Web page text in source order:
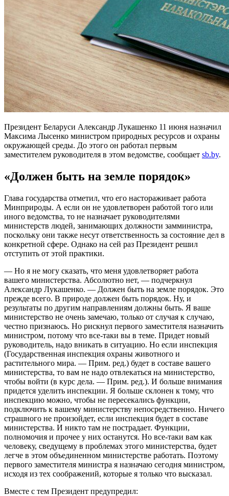
Президент Беларуси Александр Лукашенко 11 июня назначил
Максима Лысенко министром природных ресурсов и охраны
окружающей среды. До этого он работал первым
заместителем руководителя в этом ведомстве, сообщает sb.by.
«Должен быть на земле порядок»
Глава государства отметил, что его настораживает работа
Минприроды. А если он не удовлетворен работой того или
иного ведомства, то не назначает руководителями
министерств людей, занимающих должности замминистра,
поскольку они также несут ответственность за состояние дел в
конкретной сфере. Однако на сей раз Президент решил
отступить от этой практики.
— Но я не могу сказать, что меня удовлетворяет работа
вашего министерства. Абсолютно нет, — подчеркнул
Александр Лукашенко. — Должен быть на земле порядок. Это
прежде всего. В природе должен быть порядок. Ну, и
результаты по другим направлениям должны быть. Я ваше
министерство не очень замечаю, только от случая к случаю,
честно признаюсь. Но рискнул первого заместителя назначить
министром, потому что все-таки вы в теме. Придет новый
руководитель, надо вникать в ситуацию. Но если инспекция
(Государственная инспекция охраны животного и
растительного мира. — Прим. ред.) будет в составе вашего
министерства, то вам не надо отвлекаться на министерство,
чтобы войти (в курс дела. — Прим. ред.). И больше внимания
придется уделить инспекции. Я больше склонен к тому, что
инспекцию можно, чтобы не пересекались функции,
подключить к вашему министерству непосредственно. Ничего
страшного не произойдет, если инспекция будет в составе
министерства. И никто там не пострадает. Функции,
полномочия и прочее у них останутся. Но все-таки вам как
человеку, сведущему в проблемах этого министерства, будет
легче в этом объединенном министерстве работать. Поэтому
первого заместителя министра я назначаю сегодня министром,
исходя из тех соображений, которые я только что высказал.
Вместе с тем Президент предупредил: